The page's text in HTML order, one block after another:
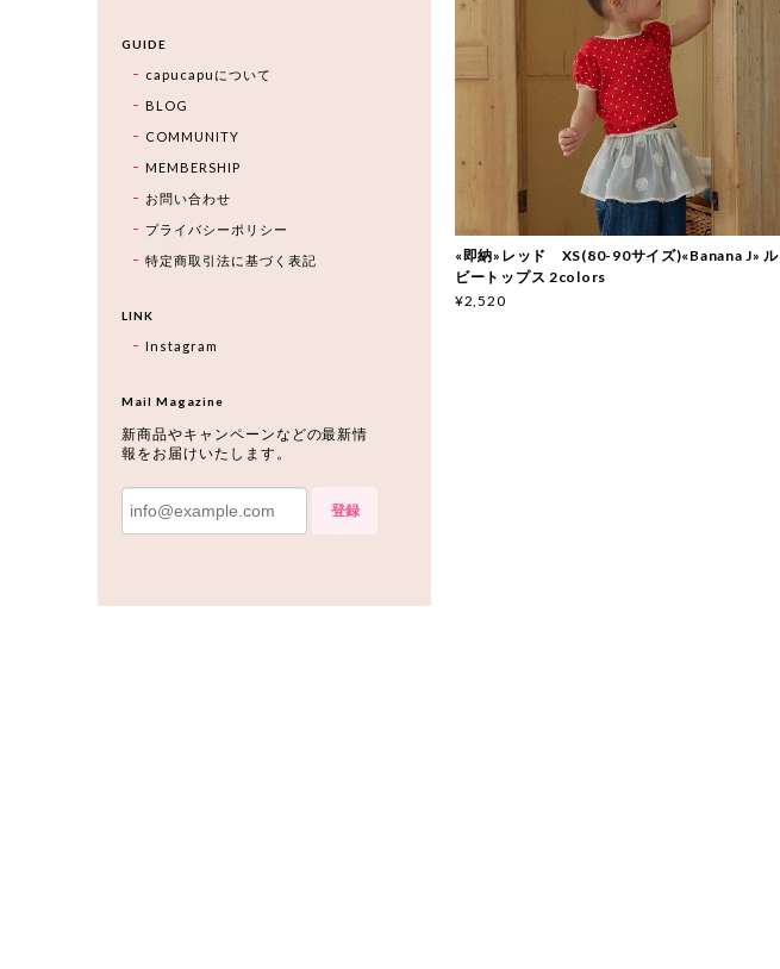
«即納»レッド XS(80-90サイズ)«Banana J» ル
ビートップス 2colors
¥2,520
GUIDE
capucapuについて
BLOG
COMMUNITY
MEMBERSHIP
お問い合わせ
プライバシーポリシー
特定商取引法に基づく表記
LINK
Instagram
Mail Magazine
新商品やキャンペーンなどの最新情
報をお届けいたします。
登録